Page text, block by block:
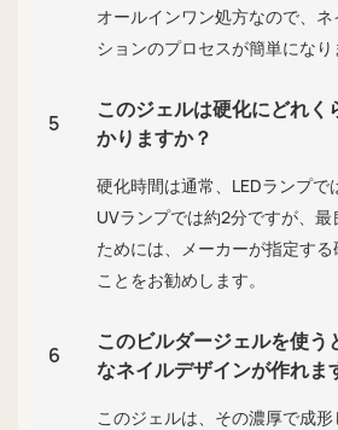
オールインワン処方なので、
ションのプロセスが簡単になり
5
このジェルは硬化にどれく
かりますか？
硬化時間は通常、LEDランプで
UVランプでは約2分ですが、最
ためには、メーカーが指定する
ことをお勧めします。
6
このビルダージェルを使う
なネイルデザインが作れま
このジェルは、その濃厚で成